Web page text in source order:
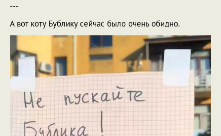
---
А вот коту Бублику сейчас было очень обидно.